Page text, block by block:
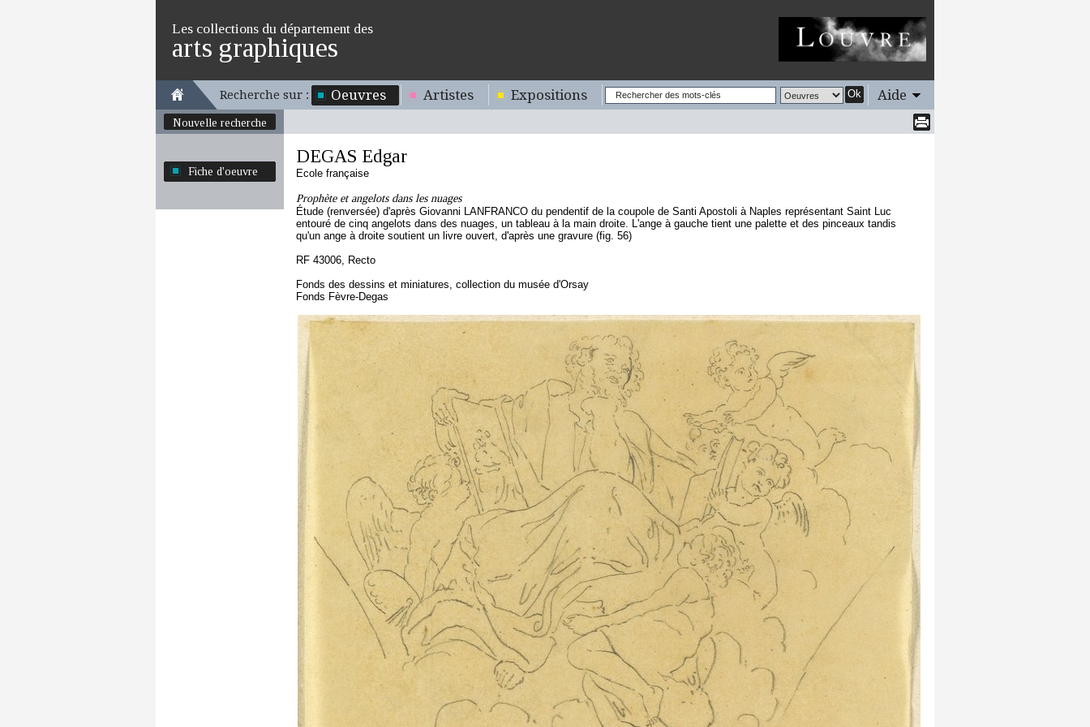
Les collections du département des
arts graphiques
Recherche sur : Oeuvres Artistes Expositions Ok Aide
Nouvelle recherche
Fiche d'oeuvre
DEGAS Edgar
Ecole française
Prophète et angelots dans les nuages
Étude (renversée) d'après Giovanni LANFRANCO du pendentif de la coupole de Santi Apostoli à Naples représentant Saint Luc
entouré de cinq angelots dans des nuages, un tableau à la main droite. L'ange à gauche tient une palette et des pinceaux tandis
qu'un ange à droite soutient un livre ouvert, d'après une gravure (fig. 56)
RF 43006, Recto
Fonds des dessins et miniatures, collection du musée d'Orsay
Fonds Fèvre-Degas